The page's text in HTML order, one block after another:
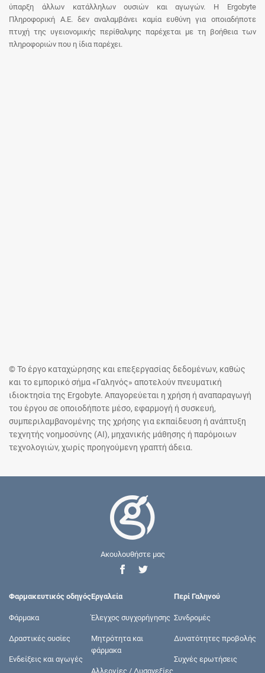
ύπαρξη άλλων κατάλληλων ουσιών και αγωγών. Η Ergobyte
Πληροφορική Α.Ε. δεν αναλαμβάνει καμία ευθύνη για οποιαδήποτε
πτυχή της υγειονομικής περίθαλψης παρέχεται με τη βοήθεια των
πληροφοριών που η ίδια παρέχει.
© Το έργο καταχώρησης και επεξεργασίας δεδομένων, καθώς
και το εμπορικό σήμα «Γαληνός» αποτελούν πνευματική
ιδιοκτησία της Ergobyte. Απαγορεύεται η χρήση ή αναπαραγωγή
του έργου σε οποιοδήποτε μέσο, εφαρμογή ή συσκευή,
συμπεριλαμβανομένης της χρήσης για εκπαίδευση ή ανάπτυξη
τεχνητής νοημοσύνης (AI), μηχανικής μάθησης ή παρόμοιων
τεχνολογιών, χωρίς προηγούμενη γραπτή άδεια.
Ακουλουθήστε μας
Φαρμακευτικός οδηγός
Φάρμακα
Δραστικές ουσίες
Ενδείξεις και αγωγές
Εργαλεία
Έλεγχος συγχορήγησης
Μητρότητα και
φάρμακα
Αλλεργίες / Δυσανεξίες
Περί Γαληνού
Συνδρομές
Δυνατότητες προβολής
Συχνές ερωτήσεις